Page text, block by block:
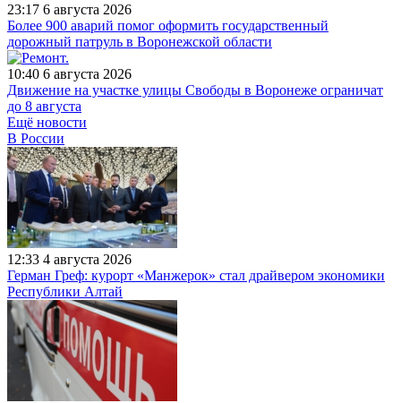
23:17 6 августа 2026
Более 900 аварий помог оформить государственный
дорожный патруль в Воронежской области
10:40 6 августа 2026
Движение на участке улицы Свободы в Воронеже ограничат
до 8 августа
Ещё новости
В России
12:33 4 августа 2026
Герман Греф: курорт «Манжерок» стал драйвером экономики
Республики Алтай